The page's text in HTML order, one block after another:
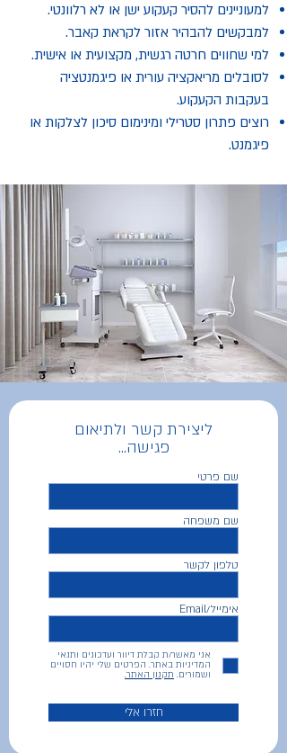
למעוניינים להסיר קעקוע ישן או לא רלוונטי.
למבקשים להבהיר אזור לקראת קאבר.
למי שחווים חרטה רגשית, מקצועית או אישית.
לסובלים מריאקציה עורית או פיגמנטציה
בעקבות הקעקוע.
רוצים פתרון סטרילי ומינימום סיכון לצלקות או
פיגמנט.
ליצירת קשר ולתיאום
פגישה...
שם פרטי
שם משפחה
טלפון לקשר
אימייל/Email
אני מאשר/ת קבלת דיוור ועדכונים ותנאי
המדיניות באתר. הפרטים שלי יהיו חסויים
ושמורים. תקנון האתר.
חזרו אלי